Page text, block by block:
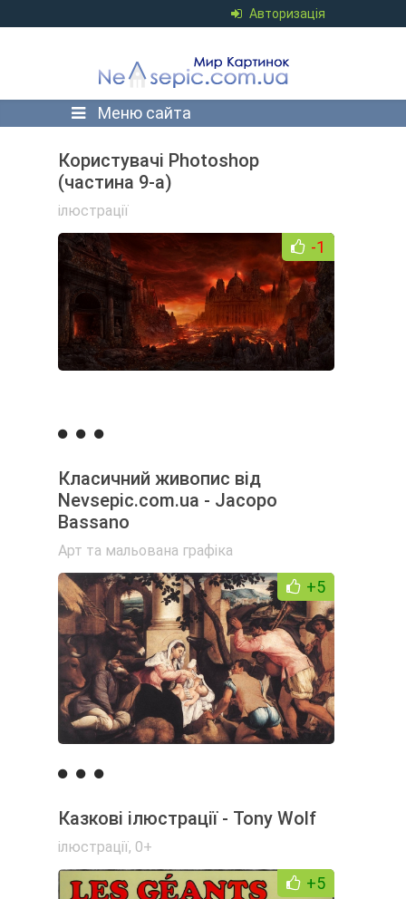
Авторизація
Меню сайта
Користувачі Photoshop
(частина 9-а)
ілюстрації
-1
Класичний живопис від
Nevsepic.com.ua - Jacopo
Bassano
Арт та мальована графіка
+5
Казкові ілюстрації - Tony Wolf
ілюстрації, 0+
+5